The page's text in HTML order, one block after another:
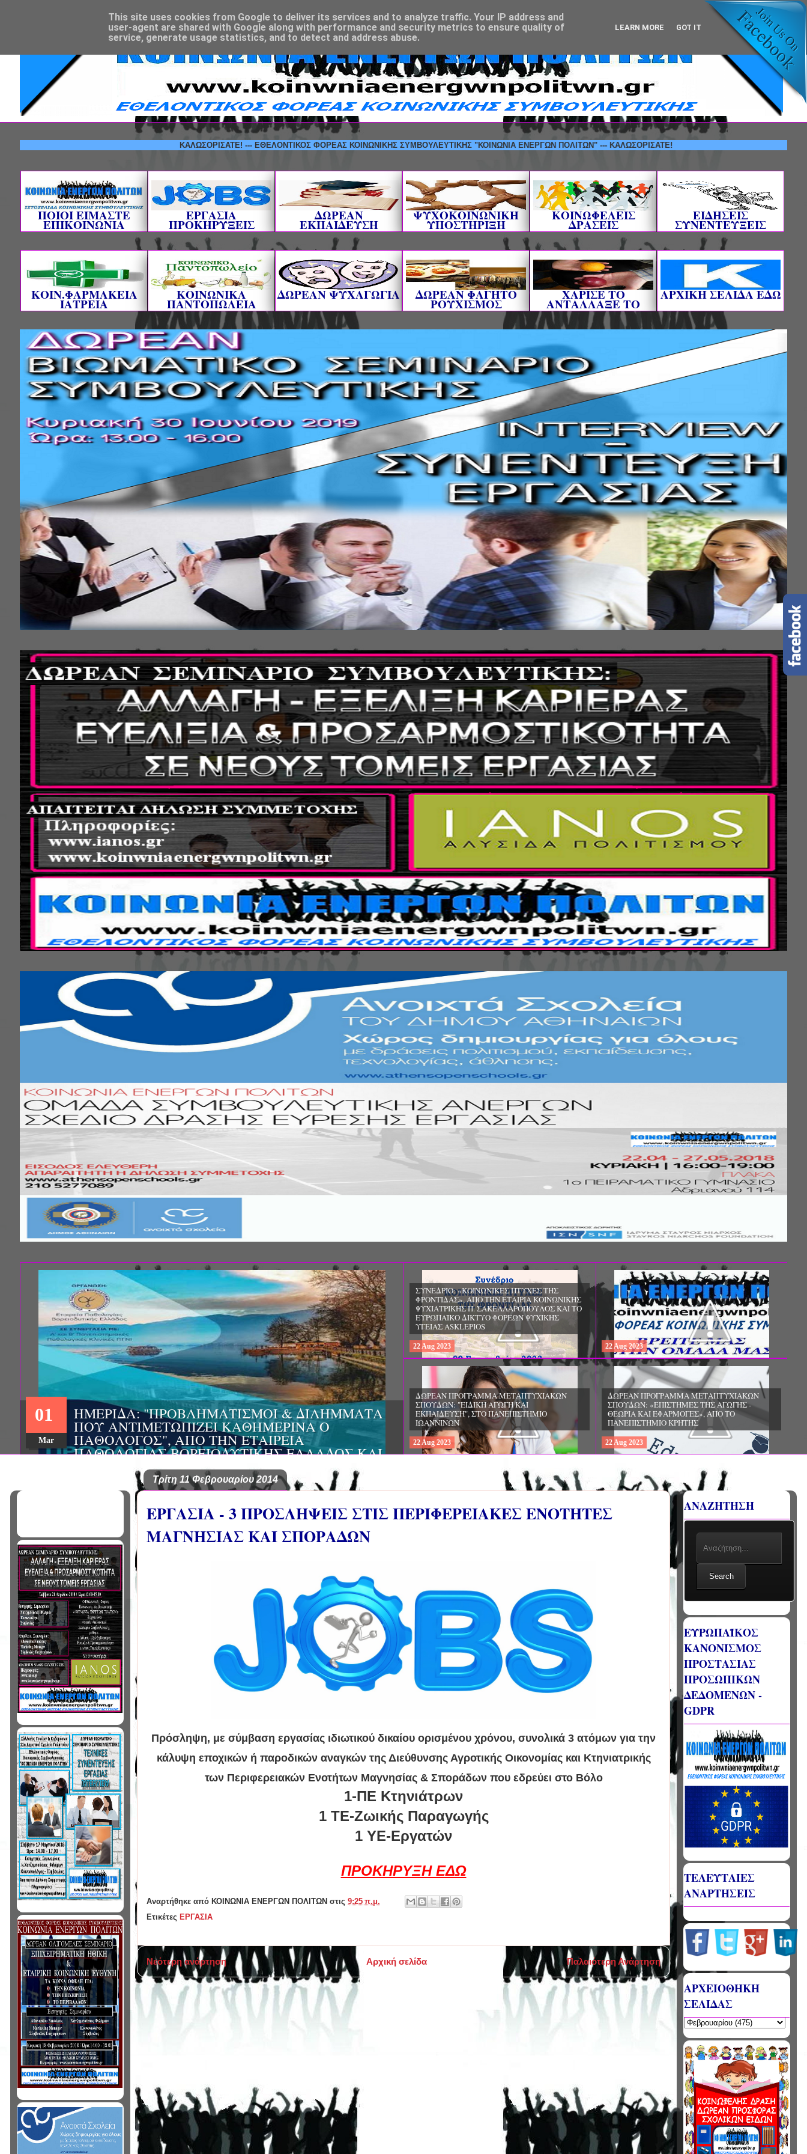
ΚΑΛΩΣΟΡΙΣΑΤΕ! --- ΕΘΕΛΟΝΤΙΚΟΣ ΦΟΡΕΑΣ ΚΟΙΝΩΝΙΚΗΣ ΣΥΜΒΟΥΛΕΥΤΙΚΗΣ "ΚΟΙΝΩΝΙΑ ΕΝΕΡΓΩΝ ΠΟΛΙΤΩΝ" --- ΚΑΛΩΣΟΡΙΣΑΤΕ!
ΠΟΙΟΙ ΕΙΜΑΣΤΕ
ΕΠΙΚΟΙΝΩΝΙΑ
ΕΡΓΑΣΙΑ
ΠΡΟΚΗΡΥΞΕΙΣ
ΔΩΡΕΑΝ
ΕΚΠΑΙΔΕΥΣΗ
ΨΥΧΟΚΟΙΝΩΝΙΚΗ
ΥΠΟΣΤΗΡΙΞΗ
ΚΟΙΝΩΦΕΛΕΙΣ
ΔΡΑΣΕΙΣ
ΕΙΔΗΣΕΙΣ
ΣΥΝΕΝΤΕΥΞΕΙΣ
ΚΟΙΝ.ΦΑΡΜΑΚΕΙΑ
ΙΑΤΡΕΙΑ
ΚΟΙΝΩΝΙΚΑ
ΠΑΝΤΟΠΩΛΕΙΑ
ΔΩΡΕΑΝ ΨΥΧΑΓΩΓΙΑ ΔΩΡΕΑΝ ΦΑΓΗΤΟ
ΡΟΥΧΙΣΜΟΣ
ΧΑΡΙΣΕ ΤΟ
ΑΝΤΑΛΛΑΞΕ ΤΟ
AΡΧΙΚΗ ΣΕΛΙΔΑ ΕΔΩ
ΗΜΕΡΙΔΑ: "ΠΡΟΒΛΗΜΑΤΙΣΜΟΙ & ΔΙΛΗΜΜΑΤΑ
ΠΟΥ ΑΝΤΙΜΕΤΩΠΙΖΕΙ ΚΑΘΗΜΕΡΙΝΑ O
ΠΑΘΟΛΟΓΟΣ", ΑΠΟ ΤΗΝ ΕΤΑΙΡΕΙΑ
ΠΑΘΟΛΟΓΙΑΣ ΒΟΡΕΙΟΔΥΤΙΚΗΣ ΕΛΛΑΔΟΣ ΚΑΙ
ΤΙΣ Α' & Β' ΠΑΝΕΠΙΣΤΗΜΙΑΚΕΣ ΠΑΘΟΛΟΓΙΚΕΣ
ΚΛΙΝΙΚΕΣ ΠΓΝΙ
01
Mar
ΣΥΝΕΔΡΙΟ: «ΚΟΙΝΩΝΙΚΕΣ ΠΤΥΧΕΣ ΤΗΣ
ΦΡΟΝΤΙΔΑΣ», ΑΠΟ ΤΗΝ ΕΤΑΙΡΙΑ ΚΟΙΝΩΝΙΚΗΣ
ΨΥΧΙΑΤΡΙΚΗΣ Π. ΣΑΚΕΛΛΑΡΟΠΟΥΛΟΣ ΚΑΙ ΤΟ
EΥΡΩΠΑΪΚΟ ΔΙΚΤΥΟ ΦΟΡΕΩΝ ΨΥΧΙΚΗΣ
ΥΓΕΙΑΣ ΑSKLEPIOS
22Aug 2023 22Aug 2023
ΔΩΡΕΑΝ ΠΡΟΓΡΑΜΜΑ ΜΕΤΑΠΤΥΧΙΑΚΩΝ
ΣΠΟΥΔΩΝ: "ΕΙΔΙΚΗ ΑΓΩΓΗ ΚΑΙ
ΕΚΠΑΙΔΕΥΣΗ", ΣΤΟ ΠΑΝΕΠΙΣΤΗΜΙΟ
ΙΩΑΝΝΙΝΩΝ
22Aug 2023
ΔΩΡΕΑΝ ΠΡΟΓΡΑΜΜΑ ΜΕΤΑΠΤΥΧΙΑΚΩΝ
ΣΠΟΥΔΩΝ: «ΕΠΙΣΤΗΜΕΣ ΤΗΣ ΑΓΩΓΗΣ -
ΘΕΩΡΙΑ ΚΑΙ ΕΦΑΡΜΟΓΕΣ», ΑΠΟ ΤΟ
ΠΑΝΕΠΙΣΤΗΜΙΟ ΚΡΗΤΗΣ
22Aug 2023
Τρίτη 11 Φεβρουαρίου 2014
ΕΡΓΑΣΙΑ - 3 ΠΡΟΣΛΗΨΕΙΣ ΣΤΙΣ ΠΕΡΙΦΕΡΕΙΑΚΕΣ ΕΝΟΤΗΤΕΣ
ΜΑΓΝΗΣΙΑΣ ΚΑΙ ΣΠΟΡΑΔΩΝ
Πρόσληψη, με σύμβαση εργασίας ιδιωτικού δικαίου ορισμένου χρόνου, συνολικά 3 ατόμων για την
κάλυψη εποχικών ή παροδικών αναγκών της Διεύθυνσης Αγροτικής Οικονομίας και Κτηνιατρικής
των Περιφερειακών Ενοτήτων Μαγνησίας & Σποράδων που εδρεύει στο Βόλο
1-ΠΕ Κτηνιάτρων
1 ΤΕ-Ζωικής Παραγωγής
1 ΥΕ-Εργατών
ΠΡΟΚΗΡΥΞΗ ΕΔΩ
Αναρτήθηκε από ΚΟΙΝΩΝΙΑ ΕΝΕΡΓΩΝ ΠΟΛΙΤΩΝ στις 9:25 π.μ.
Ετικέτες ΕΡΓΑΣΙΑ
Νεότερη ανάρτηση Παλαιότερη Ανάρτηση
Αρχική σελίδα
ΑΝΑΖΗΤΗΣΗ
Search
ΕΥΡΩΠΑΪΚΟΣ
ΚΑΝΟΝΙΣΜΟΣ
ΠΡΟΣΤΑΣΙΑΣ
ΠΡΟΣΩΠΙΚΩΝ
ΔΕΔΟΜΕΝΩΝ -
GDPR
ΤΕΛΕΥΤΑΙΕΣ
ΑΝΑΡΤΗΣΕΙΣ
ΑΡΧΕΙΟΘΗΚΗ
ΣΕΛΙΔΑΣ
This site uses cookies from Google to deliver its services and to analyze traffic. Your IP address and
user-agent are shared with Google along with performance and security metrics to ensure quality of
service, generate usage statistics, and to detect and address abuse.
LEARN MORE GOT IT